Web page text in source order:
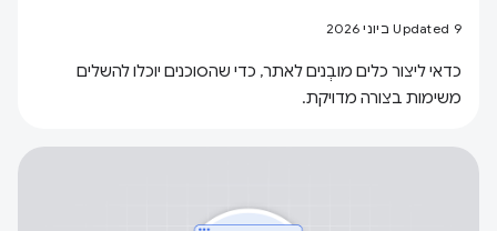
Updated 9 ביוני 2026
כדאי ליצור כלים מובְנים לאתר, כדי שהסוכנים יוכלו להשלים
משימות בצורה מדויקת.